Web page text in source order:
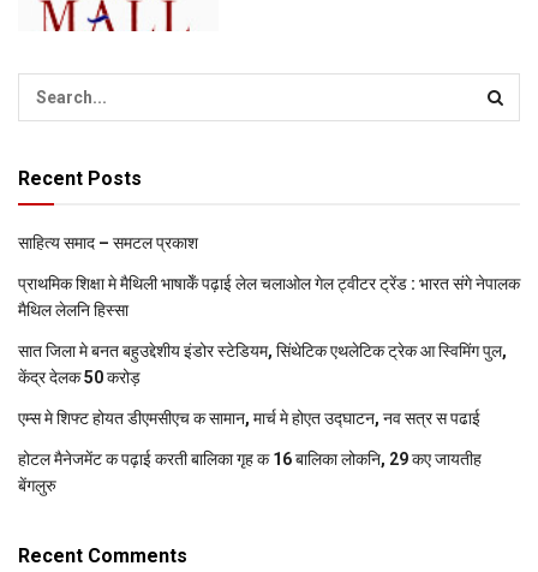
Recent Posts
साहित्य समाद – समटल प्रकाश
प्राथमिक शि‍क्षा मे मैथि‍ली भाषाकेँ पढ़ाई लेल चलाओल गेल ट्वीटर ट्रेंड : भारत संगे नेपालक
मैथिल लेलनि हिस्सा
सात जिला मे बनत बहुउद्देशीय इंडोर स्‍टेडि‍यम, सिंथेटिक एथलेटिक ट्रेक आ स्विमिंग पुल,
केंद्र देलक 50 करोड़
एम्स मे शिफ्ट होयत डीएमसीएच क सामान, मार्च मे होएत उद्घाटन, नव सत्र स पढाई
होटल मैनेजमेंट क पढ़ाई करती बालिका गृह क 16 बालिका लोकनि, 29 कए जायतीह
बेंगलुरु
Recent Comments